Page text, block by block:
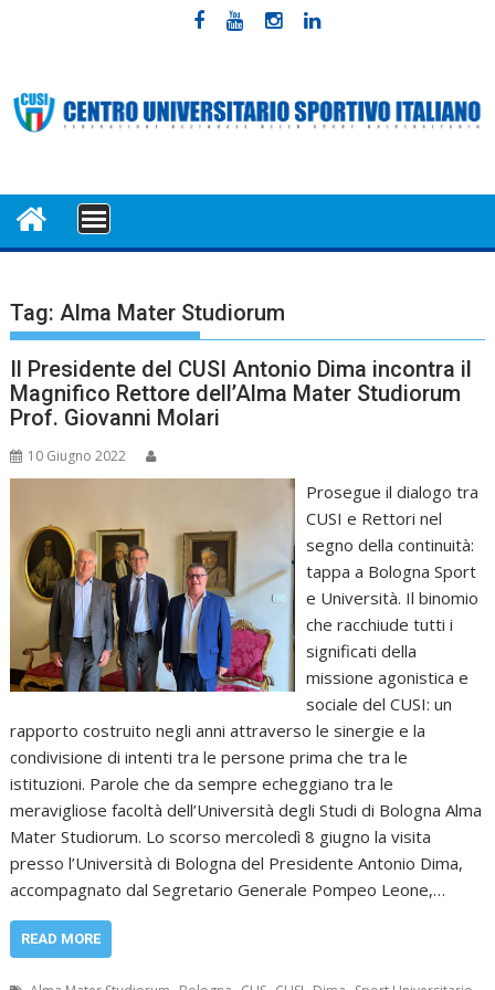
MENU
Tag:Alma Mater Studiorum
Il Presidente del CUSI Antonio Dima incontra il
Magnifico Rettore dell’Alma Mater Studiorum
Prof. Giovanni Molari
10 Giugno 2022
Prosegue il dialogo tra
CUSI e Rettori nel
segno della continuità:
tappa a Bologna Sport
e Università. Il binomio
che racchiude tutti i
significati della
missione agonistica e
sociale del CUSI: un
rapporto costruito negli anni attraverso le sinergie e la
condivisione di intenti tra le persone prima che tra le
istituzioni. Parole che da sempre echeggiano tra le
meravigliose facoltà dell’Università degli Studi di Bologna Alma
Mater Studiorum. Lo scorso mercoledì 8 giugno la visita
presso l’Università di Bologna del Presidente Antonio Dima,
accompagnato dal Segretario Generale Pompeo Leone,…
READ MORE